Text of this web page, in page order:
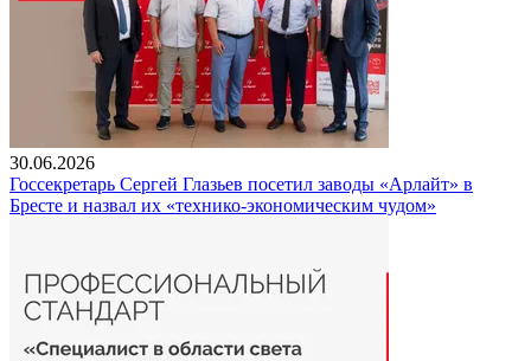
30.06.2026
Госсекретарь Сергей Глазьев посетил заводы «Арлайт» в
Бресте и назвал их «технико-экономическим чудом»